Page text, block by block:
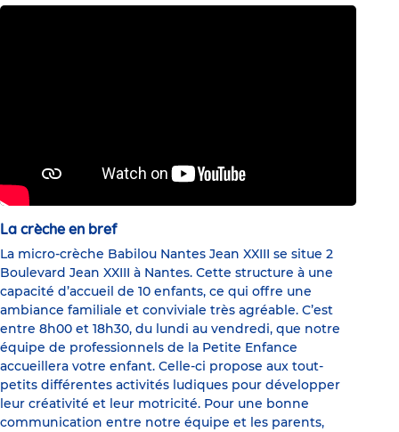
La crèche en bref
La micro-crèche Babilou Nantes Jean XXIII se situe 2
Boulevard Jean XXIII à Nantes. Cette structure à une
capacité d’accueil de 10 enfants, ce qui offre une
ambiance familiale et conviviale très agréable. C’est
entre 8h00 et 18h30, du lundi au vendredi, que notre
équipe de professionnels de la Petite Enfance
accueillera votre enfant. Celle-ci propose aux tout-
petits différentes activités ludiques pour développer
leur créativité et leur motricité. Pour une bonne
communication entre notre équipe et les parents,